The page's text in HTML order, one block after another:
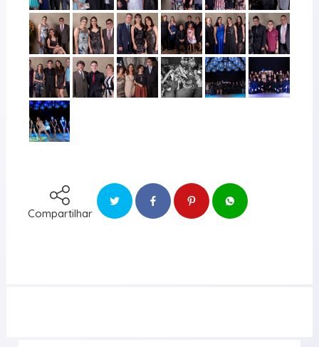
Compartilhar